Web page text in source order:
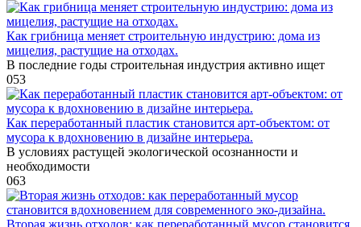
Как грибница меняет строительную индустрию: дома из
мицелия, растущие на отходах.
В последние годы строительная индустрия активно ищет
053
Как переработанный пластик становится арт-объектом: от
мусора к вдохновению в дизайне интерьера.
В условиях растущей экологической осознанности и
необходимости
063
Вторая жизнь отходов: как переработанный мусор становится